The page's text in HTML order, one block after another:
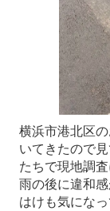
横浜市港北区
いてきたので
たちで現地調
雨の後に違和
はけも気にな